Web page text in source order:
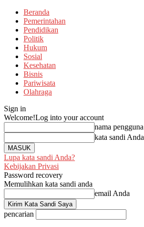
Beranda
Pemerintahan
Pendidikan
Politik
Hukum
Sosial
Kesehatan
Bisnis
Pariwisata
Olahraga
Sign in
Welcome!Log into your account
nama pengguna
kata sandi Anda
Lupa kata sandi Anda?
Kebijakan Privasi
Password recovery
Memulihkan kata sandi anda
email Anda
pencarian